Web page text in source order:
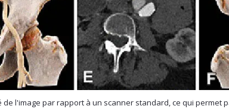
l'image par rapport à un scanner standard, ce qui permet